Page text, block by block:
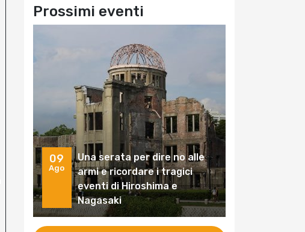
Prossimi eventi
09
Ago
Una serata per dire no alle
armi e ricordare i tragici
eventi di Hiroshima e
Nagasaki